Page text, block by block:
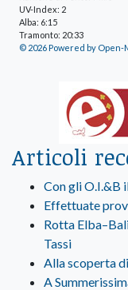
UV-Index: 2
Alba: 6:15
Tramonto: 20:33
© 2026 Powered by Open-
Articoli
Con gli O.I.&B
Effettuate
Rotta
Tassi
Alla scoperta
A